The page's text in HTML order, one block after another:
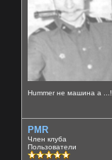
Нummer не машина а ...!
PMR
Член клуба
Пользователи